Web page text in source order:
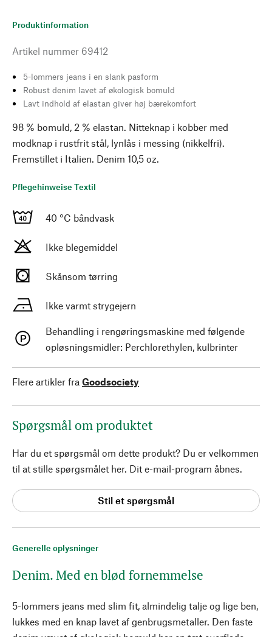
Generelle oplysninger
Denim. Med en blød fornemmelse
5-lommers jeans med slim fit, almindelig talje og lige ben,
lukkes med en knap lavet af genbrugsmetaller. Den faste
Produktinformation
Artikel nummer 69412
5-lommers jeans i en slank pasform
Robust denim lavet af økologisk bomuld
Lavt indhold af elastan giver høj bærekomfort
98 % bomuld, 2 % elastan. Nitteknap i kobber med
modknap i rustfrit stål, lynlås i messing (nikkelfri).
Fremstillet i Italien. Denim 10,5 oz.
Pflegehinweise Textil
40 °C båndvask
Ikke blegemiddel
Skånsom tørring
Ikke varmt strygejern
Behandling i rengøringsmaskine med følgende
opløsningsmidler: Perchlorethylen, kulbrinter
Flere artikler fra Goodsociety
Spørgsmål om produktet
Har du et spørgsmål om dette produkt? Du er velkommen
til at stille spørgsmålet her. Dit e-mail-program åbnes.
Stil et spørgsmål